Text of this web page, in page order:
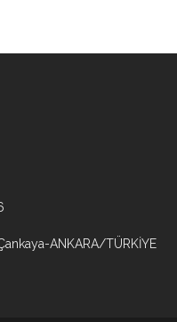
ANKARA/TÜRKİYE